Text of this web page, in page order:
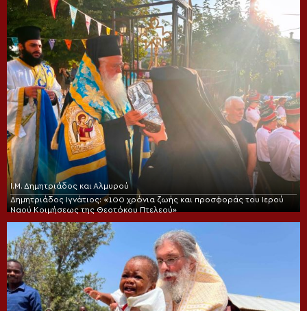
Ι.Μ. Δημητριάδος και Αλμυρού
Δημητριάδος Ιγνάτιος: «100 χρόνια ζωής και προσφοράς του Ιερού
Ναού Κοιμήσεως της Θεοτόκου Πτελεού»